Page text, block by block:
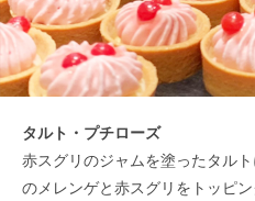
タルト・プチローズ
赤スグリのジャムを塗ったタル
のメレンゲと赤スグリをトッピ